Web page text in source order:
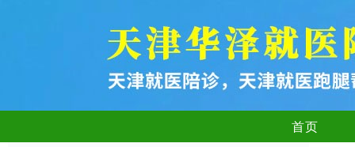
首页